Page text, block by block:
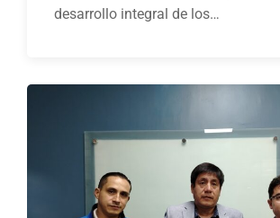
desarrollo integral de los…